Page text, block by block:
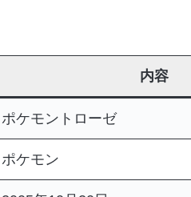
内容
ポケモントローゼ
ポケモン